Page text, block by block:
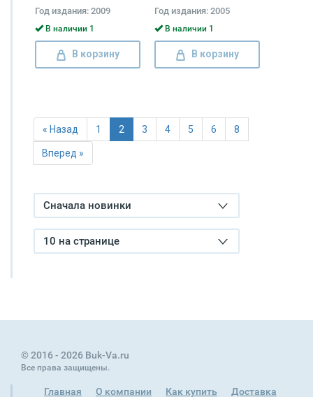
Пензенский
Год издания: 2009
В наличии 1
В корзину
Год издания: 2005
В наличии 1
В корзину
« Назад 1 2 3 4 5 6 8
Вперед »
Сначала новинки
10 на странице
© 2016 - 2026 Buk-Va.ru
Все права защищены.
Главная О компании Как купить Доставка